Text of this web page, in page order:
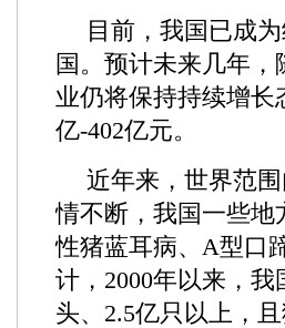
目前，我国已成
国。预计未来几年
业仍将保持持续增长
亿-402亿元。
近年来，世界范
情不断，我国一些地
性猪蓝耳病、A型口
计，2000年以来，
头、2.5亿只以上，